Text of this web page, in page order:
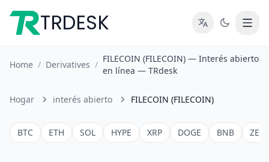
TRDESK
Home / Derivatives /
FILECOIN (FILECOIN) — Interés abierto
en línea — TRdesk
Hogar interés abierto FILECOIN (FILECOIN)
BTC ETH SOL HYPE XRP DOGE BNB ZEC